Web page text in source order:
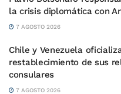
la crisis diplomática con
7 AGOSTO 2026
Chile y Venezuela
restablecimiento de sus
consulares
7 AGOSTO 2026